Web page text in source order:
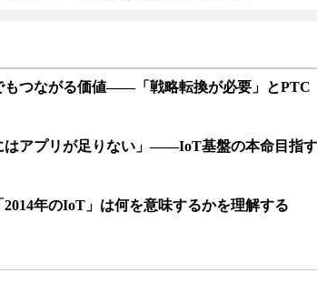
もつながる価値――「戦略転換が必要」とPTC
はアプリが足りない」――IoT基盤の本命目指す
年のIoT」は何を意味するかを理解する